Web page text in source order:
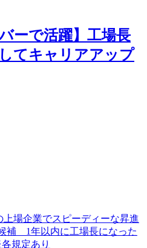
ーで活躍】工場長
てキャリアアップ